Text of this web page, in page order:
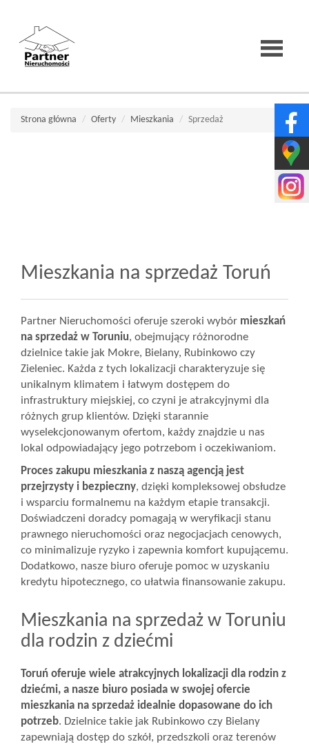
Strona
główna
Notatnik
Blog
Opinie
Strona główna Oferty Mieszkania Sprzedaż
Mieszkania na sprzedaż Toruń
Partner Nieruchomości oferuje szeroki wybór mieszkań
na sprzedaż w Toruniu, obejmujący różnorodne
dzielnice takie jak Mokre, Bielany, Rubinkowo czy
Zieleniec. Każda z tych lokalizacji charakteryzuje się
unikalnym klimatem i łatwym dostępem do
infrastruktury miejskiej, co czyni je atrakcyjnymi dla
różnych grup klientów. Dzięki starannie
wyselekcjonowanym ofertom, każdy znajdzie u nas
lokal odpowiadający jego potrzebom i oczekiwaniom.
Proces zakupu mieszkania z naszą agencją jest
przejrzysty i bezpieczny, dzięki kompleksowej obsłudze
i wsparciu formalnemu na każdym etapie transakcji.
Doświadczeni doradcy pomagają w weryfikacji stanu
prawnego nieruchomości oraz negocjacjach cenowych,
co minimalizuje ryzyko i zapewnia komfort kupującemu.
Dodatkowo, nasze biuro oferuje pomoc w uzyskaniu
kredytu hipotecznego, co ułatwia finansowanie zakupu.
Mieszkania na sprzedaż w Toruniu
dla rodzin z dziećmi
Toruń oferuje wiele atrakcyjnych lokalizacji dla rodzin z
dziećmi, a nasze biuro posiada w swojej ofercie
mieszkania na sprzedaż idealnie dopasowane do ich
potrzeb. Dzielnice takie jak Rubinkowo czy Bielany
zapewniają dostęp do szkół, przedszkoli oraz terenów